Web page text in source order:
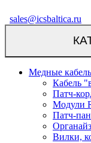
sales@icsbaltica.ru
Медные
Кабель
Патч-
Модули
Патч-
Вилки,